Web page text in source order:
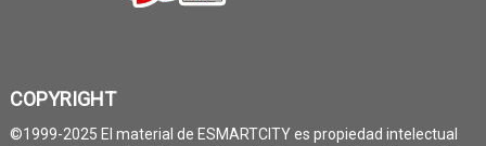
COPYRIGHT
©1999-2025 El material de ESMARTCITY es propiedad intelectual